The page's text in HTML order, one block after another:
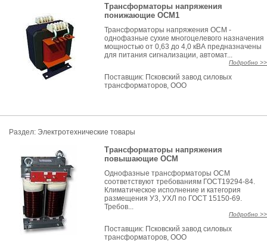
Трансформаторы напряжения
понижающие ОСМ1
Трансформаторы напряжения ОСМ -
однофазные сухие многоцелевого назначения
мощностью от 0,63 до 4,0 кВА предназначены
для питания сигнализации, автомат...
Подробно >>
Поставщик: Псковский завод силовых
трансформаторов, ООО
Раздел: Электротехнические товары
Трансформаторы напряжения
повышающие ОСМ
Однофазные трансформаторы ОСМ
соответствуют требованиям ГОСТ19294-84.
Климатическое исполнение и категория
размещения У3, УХЛ по ГОСТ 15150-69.
Требов...
Подробно >>
Поставщик: Псковский завод силовых
трансформаторов, ООО